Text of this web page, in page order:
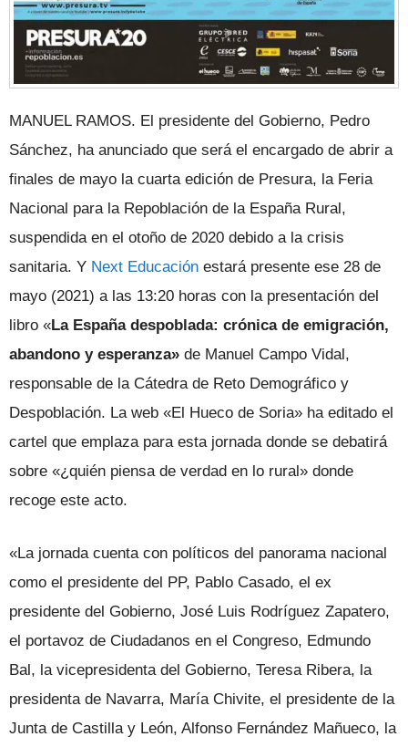
MANUEL RAMOS. El presidente del Gobierno, Pedro
Sánchez, ha anunciado que será el encargado de abrir a
finales de mayo la cuarta edición de Presura, la Feria
Nacional para la Repoblación de la España Rural,
suspendida en el otoño de 2020 debido a la crisis
sanitaria. Y Next Educación estará presente ese 28 de
mayo (2021) a las 13:20 horas con la presentación del
libro «La España despoblada: crónica de emigración,
abandono y esperanza» de Manuel Campo Vidal,
responsable de la Cátedra de Reto Demográfico y
Despoblación. La web «El Hueco de Soria» ha editado el
cartel que emplaza para esta jornada donde se debatirá
sobre «¿quién piensa de verdad en lo rural» donde
recoge este acto.
«La jornada cuenta con políticos del panorama nacional
como el presidente del PP, Pablo Casado, el ex
presidente del Gobierno, José Luis Rodríguez Zapatero,
el portavoz de Ciudadanos en el Congreso, Edmundo
Bal, la vicepresidenta del Gobierno, Teresa Ribera, la
presidenta de Navarra, María Chivite, el presidente de la
Junta de Castilla y León, Alfonso Fernández Mañueco, la